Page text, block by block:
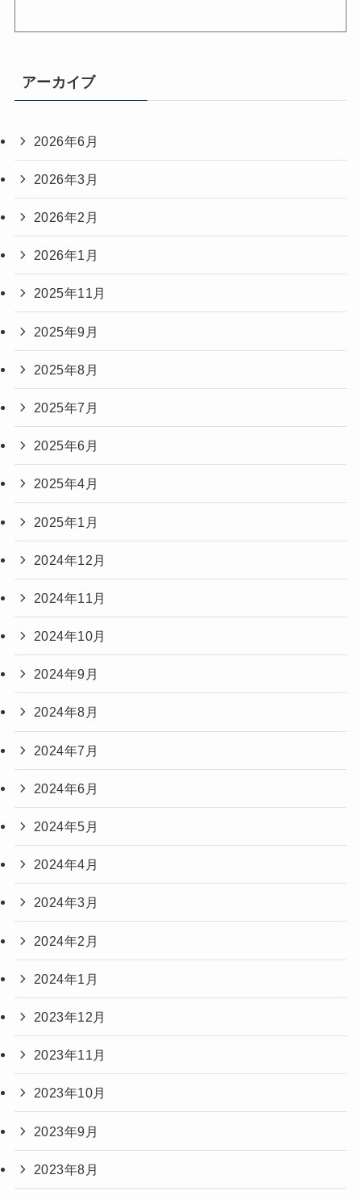
アーカイブ
2026年6月
2026年3月
2026年2月
2026年1月
2025年11月
2025年9月
2025年8月
2025年7月
2025年6月
2025年4月
2025年1月
2024年12月
2024年11月
2024年10月
2024年9月
2024年8月
2024年7月
2024年6月
2024年5月
2024年4月
2024年3月
2024年2月
2024年1月
2023年12月
2023年11月
2023年10月
2023年9月
2023年8月